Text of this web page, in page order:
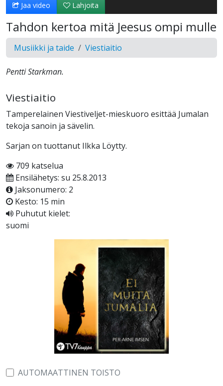
Jaa video Lahjoita
Tahdon kertoa mitä Jeesus ompi mulle
Musiikki ja taide Viestiaitio
Pentti Starkman.
Viestiaitio
Tamperelainen Viestiveljet-mieskuoro esittää Jumalan
tekoja sanoin ja sävelin.
Sarjan on tuottanut Ilkka Löytty.
709 katselua
Ensilähetys: su 25.8.2013
Jaksonumero: 2
Kesto: 15 min
Puhutut kielet:
suomi
AUTOMAATTINEN TOISTO